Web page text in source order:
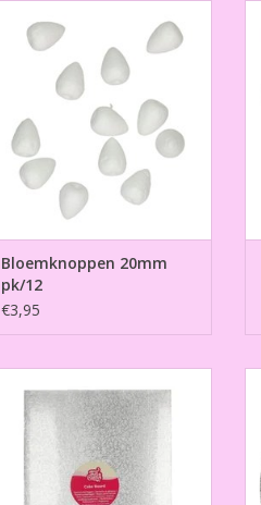
TOEVOEGEN AAN WINKELWAGEN
Bloemknoppen 20mm
pk/12
€3,95
TOEVOEGEN AAN WINKELWAGEN